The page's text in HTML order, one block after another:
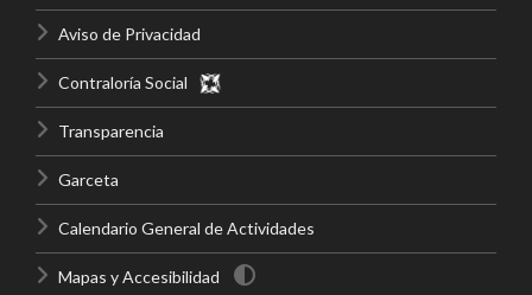
Aviso de Privacidad
Contraloría Social
Transparencia
Garceta
Calendario General de Actividades
Mapas y Accesibilidad